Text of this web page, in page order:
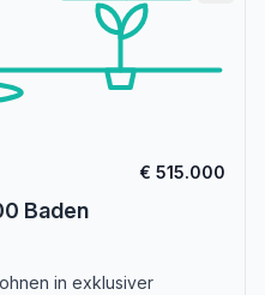
€ 515.000
Baden
in exklusiver